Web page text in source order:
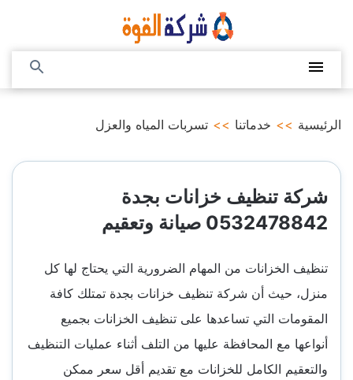
المحتوى
الرئيسية >> خدماتنا >> تسربات المياه والعزل
شركة تنظيف خزانات بجدة
0532478842 صيانة وتعقيم
تنظيف الخزانات من المهام الضرورية التي يحتاج لها كل
منزل، حيث أن شركة تنظيف خزانات بجدة تمتلك كافة
المقومات التي تساعدها على تنظيف الخزانات بجميع
أنواعها مع المحافظة عليها من التلف أثناء عمليات التنظيف
والتعقيم الكامل للخزانات مع تقديم أقل سعر ممكن